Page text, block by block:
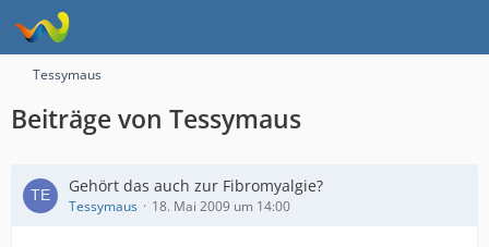
Tessymaus
Beiträge von Tessymaus
Gehört das auch zur Fibromyalgie?
Tessymaus 18. Mai 2009 um 14:00